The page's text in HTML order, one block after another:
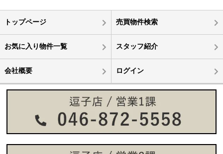
トップページ 売買物件検索
お気に入り物件一覧 スタッフ紹介
会社概要 ログイン